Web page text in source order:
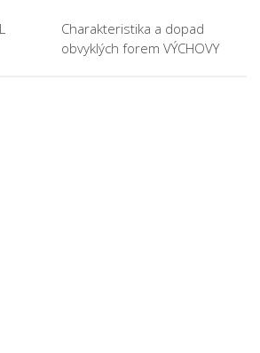
Charakteristika a dopad
obvyklých forem VÝCHOVY